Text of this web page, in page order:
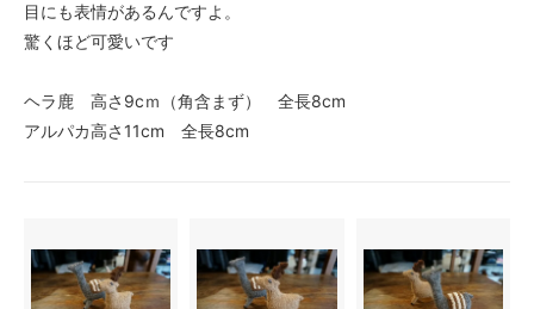
目にも表情があるんですよ。
驚くほど可愛いです
ヘラ鹿 高さ9cｍ（角含まず） 全長8cm
アルパカ高さ11cm 全長8cm